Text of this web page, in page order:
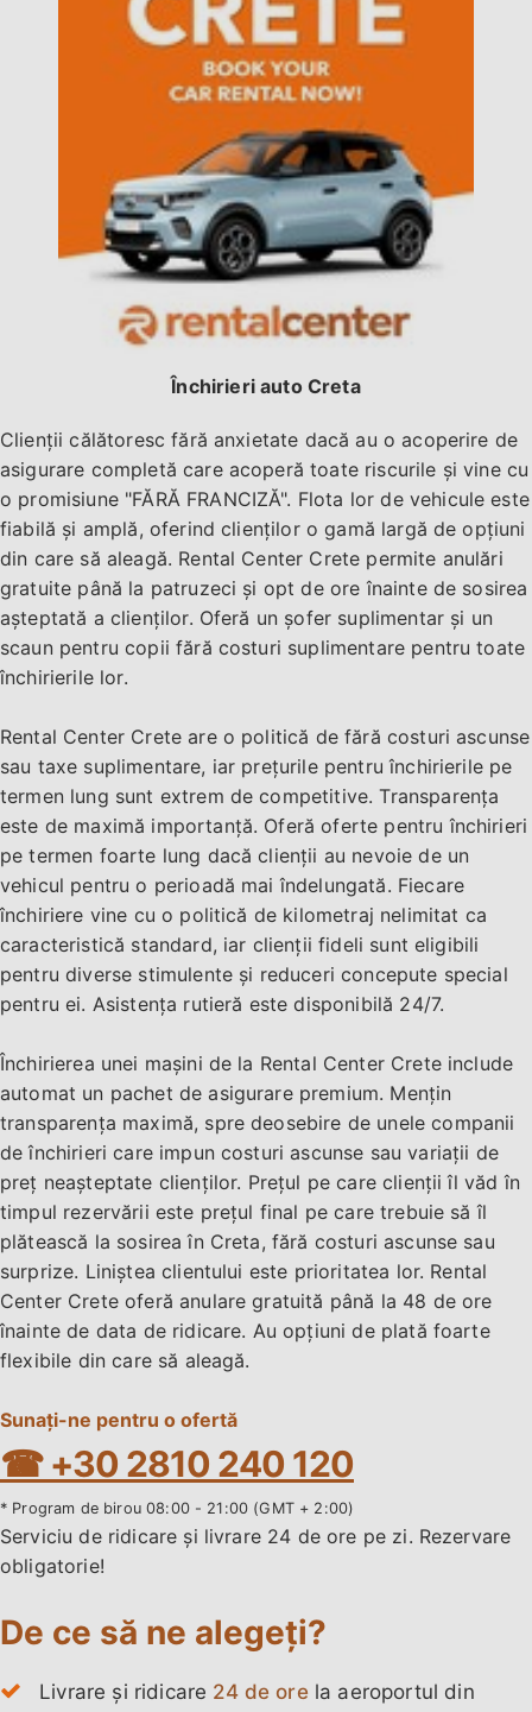
Închirieri auto Creta
Clienții călătoresc fără anxietate dacă au o acoperire de
asigurare completă care acoperă toate riscurile și vine cu
o promisiune "FĂRĂ FRANCIZĂ". Flota lor de vehicule este
fiabilă și amplă, oferind clienților o gamă largă de opțiuni
din care să aleagă. Rental Center Crete permite anulări
gratuite până la patruzeci și opt de ore înainte de sosirea
așteptată a clienților. Oferă un șofer suplimentar și un
scaun pentru copii fără costuri suplimentare pentru toate
închirierile lor.
Rental Center Crete are o politică de fără costuri ascunse
sau taxe suplimentare, iar prețurile pentru închirierile pe
termen lung sunt extrem de competitive. Transparența
este de maximă importanță. Oferă oferte pentru închirieri
pe termen foarte lung dacă clienții au nevoie de un
vehicul pentru o perioadă mai îndelungată. Fiecare
închiriere vine cu o politică de kilometraj nelimitat ca
caracteristică standard, iar clienții fideli sunt eligibili
pentru diverse stimulente și reduceri concepute special
pentru ei. Asistența rutieră este disponibilă 24/7.
Închirierea unei mașini de la Rental Center Crete include
automat un pachet de asigurare premium. Mențin
transparența maximă, spre deosebire de unele companii
de închirieri care impun costuri ascunse sau variații de
preț neașteptate clienților. Prețul pe care clienții îl văd în
timpul rezervării este prețul final pe care trebuie să îl
plătească la sosirea în Creta, fără costuri ascunse sau
surprize. Liniștea clientului este prioritatea lor. Rental
Center Crete oferă anulare gratuită până la 48 de ore
înainte de data de ridicare. Au opțiuni de plată foarte
flexibile din care să aleagă.
Sunați-ne pentru o ofertă
☎ +30 2810 240 120
* Program de birou 08:00 - 21:00 (GMT + 2:00)
Serviciu de ridicare și livrare 24 de ore pe zi. Rezervare
obligatorie!
De ce să ne alegeți?
Livrare și ridicare 24 de orela aeroportul din